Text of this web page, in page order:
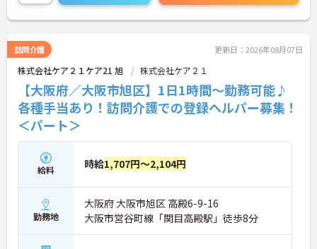
訪問介護 更新日：2026年08月07日
株式会社ケア２１ケア21 旭 株式会社ケア２１
【大阪府／大阪市旭区】1日1時間～勤務可能♪
各種手当あり！訪問介護での登録ヘルパー募集！
＜パート＞
給料 時給1,707円～2,104円
勤務地
大阪府 大阪市旭区 高殿6-9-16
大阪市営谷町線「関目高殿駅」徒歩8分